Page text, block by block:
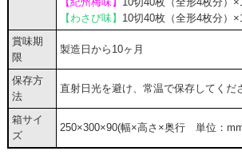
【わさび味】 10切40枚（全形4枚分）
賞味期
限
製造日から10ヶ月
保存方
法
直射日光を避け、常温で保存してくだ
箱サイ
ズ
250×300×90(幅×高さ×奥行 単位：